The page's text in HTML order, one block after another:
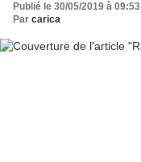
Publié le 30/05/2019 à 09:53
Par carica